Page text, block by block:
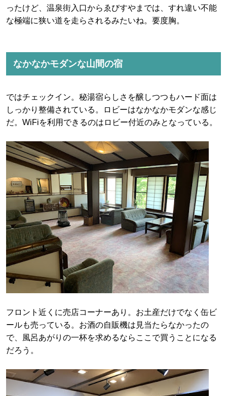
ったけど、温泉街入口からゑびすやまでは、すれ違い不能
な極端に狭い道を走らされるみたいね。要度胸。
なかなかモダンな山間の宿
ではチェックイン。秘湯宿らしさを醸しつつもハード面は
しっかり整備されている。ロビーはなかなかモダンな感じ
だ。WiFiを利用できるのはロビー付近のみとなっている。
フロント近くに売店コーナーあり。お土産だけでなく缶ビ
ールも売っている。お酒の自販機は見当たらなかったの
で、風呂あがりの一杯を求めるならここで買うことになる
だろう。